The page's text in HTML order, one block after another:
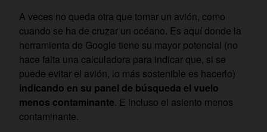
A veces no queda otra que tomar un avión, como
cuando se ha de cruzar un océano. Es aquí donde la
herramienta de Google tiene su mayor potencial (no
hace falta una calculadora para indicar que, si se
puede evitar el avión, lo más sostenible es hacerlo)
indicando en su panel de búsqueda el vuelo
menos contaminante. E incluso el asiento menos
contaminante.